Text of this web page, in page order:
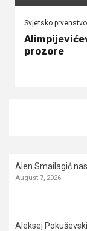
Svjetsko prvenstvo
prozore
Alen Smailagić
August 7, 2026
Aleksej